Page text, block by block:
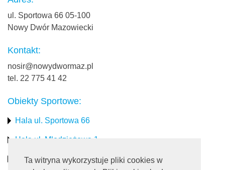
Ta witryna wykorzystuje pliki cookies w
ul. Sportowa 66 05-100
Nowy Dwór Mazowiecki
Kontakt:
nosir@nowydwormaz.pl
tel. 22 775 41 42
Obiekty Sportowe:
Hala ul. Sportowa 66
Hala ul. Młodzieżowa 1
Stadion miejski